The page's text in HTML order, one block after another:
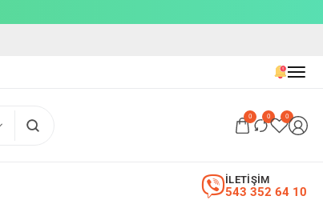
0 0 0
543 352 64 10
İLETİŞİM